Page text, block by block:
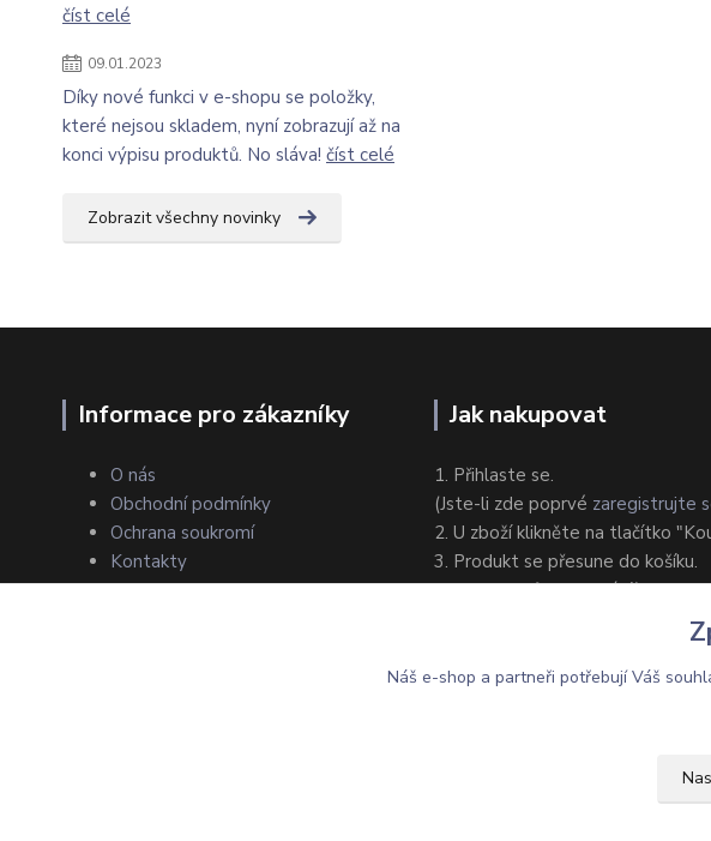
číst celé
09.01.2023
Díky nové funkci v e-shopu se položky,
které nejsou skladem, nyní zobrazují až na
konci výpisu produktů. No sláva! číst celé
Zobrazit všechny novinky
Informace pro zákazníky
O nás
Obchodní podmínky
Ochrana soukromí
Kontakty
Jak nakupovat
1. Přihlaste se.
(Jste-li zde poprvé zaregistrujte
2. U zboží klikněte na tlačítko
3. Produkt se přesune do košíku.
4. Zvolte způsob dodání/platby.
Náš e-shop a partneři potřebují Váš